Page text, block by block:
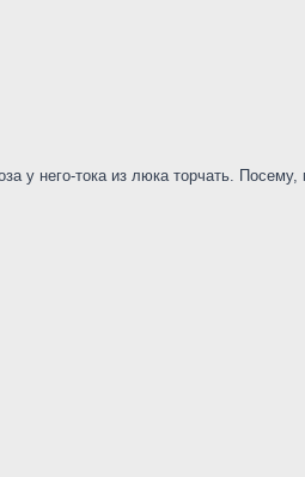
у него-тока из люка торчать.